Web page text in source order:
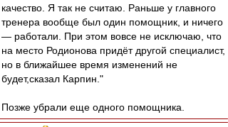
качество. Я так не считаю. Раньше у главного
тренера вообще был один помощник, и ничего
— работали. При этом вовсе не исключаю, что
на место Родионова придёт другой специалист,
но в ближайшее время изменений не
будет,сказал Карпин."
Позже убрали еще одного помощника.